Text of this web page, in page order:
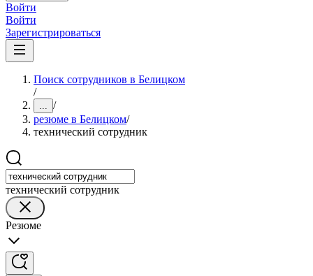
Войти
Войти
Зарегистрироваться
Поиск сотрудников в Белицком
/
... /
резюме в Белицком/
технический сотрудник
технический сотрудник
Резюме